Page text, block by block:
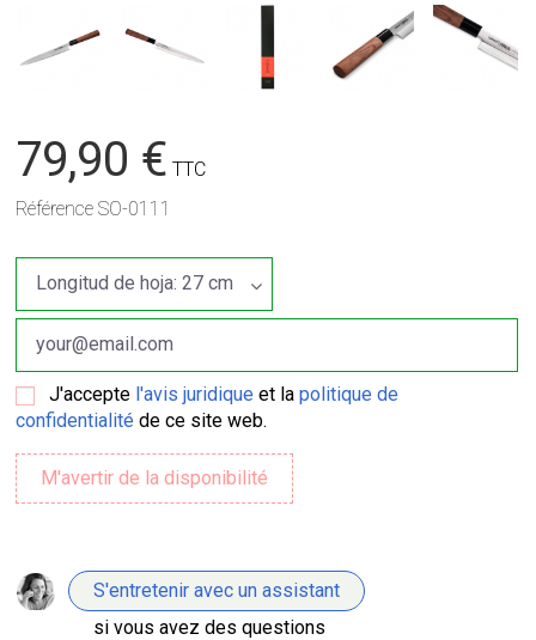
79,90 € TTC
Référence SO-0111
J'accepte l'avis juridique et lapolitique de
confidentialité de ce site web.
S'entretenir avec un assistant
si vous avez des questions